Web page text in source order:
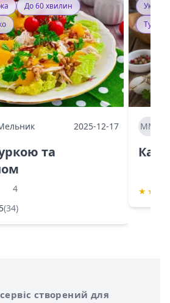
До 60 хвилин
2025-12-17
та
4
(34)
ММ
★ ★
створений для